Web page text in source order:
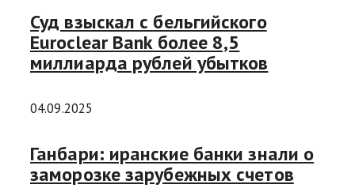
Суд взыскал с бельгийского
Euroclear Bank более 8,5
миллиарда рублей убытков
04.09.2025
Ганбари: иранские банки знали о
заморозке зарубежных счетов